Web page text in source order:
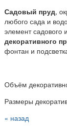
Садовый пруд,
любого сада и
элемент садового
декоративного
фонтан и
Объём
Размеры
« назад